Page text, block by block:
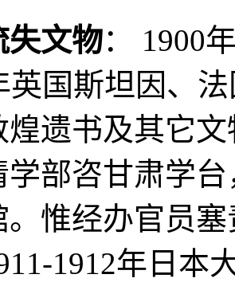
失文物： 1900
英国斯坦因、
煌遗书及其它
学部咨甘肃学
。惟经办官员
1912年日本